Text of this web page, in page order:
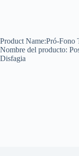
Product Name:Pró-Fono
Nombre del producto:
Disfagia